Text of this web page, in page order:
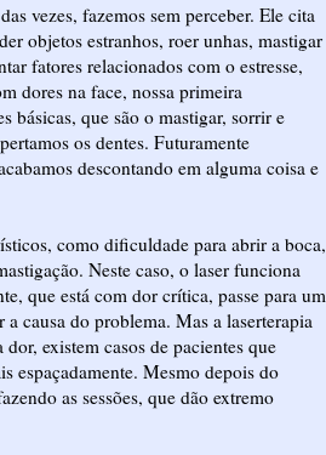
vezes, fazemos sem perceber. Ele cita
objetos estranhos, roer unhas, mastigar
fatores relacionados com o estresse,
dores na face, nossa primeira
básicas, que são o mastigar, sorrir e
os dentes. Futuramente
descontando em alguma coisa e
como dificuldade para abrir a boca,
Neste caso, o laser funciona
que está com dor crítica, passe para um
causa do problema. Mas a laserterapia
existem casos de pacientes que
espaçadamente. Mesmo depois do
as sessões, que dão extremo